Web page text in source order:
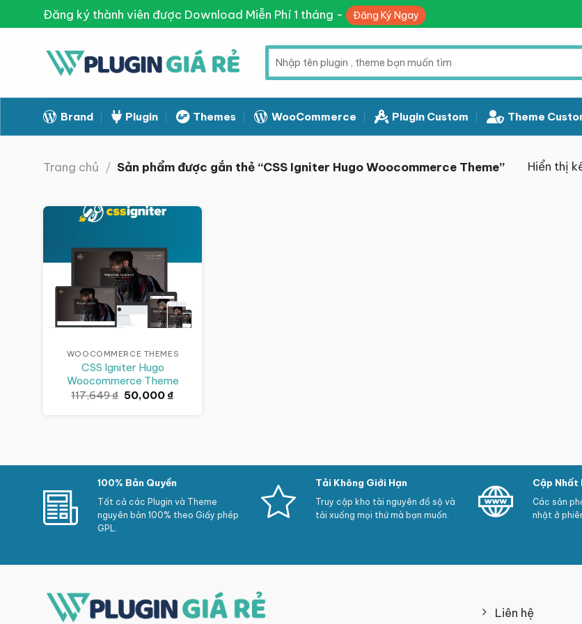
to
Đăng ký thành viên được Download Miễn Phí 1 tháng - Đăng Ký Ngay
Tìm
kiếm:
Brand Plugin Themes WooCommerce Plugin Custom Theme
Trang chủ / Sản phẩm được gắn thẻ “CSS Igniter Hugo Woocommerce Theme” Hiển thị
Giảm giá!
WOOCOMMERCE THEMES
CSS Igniter Hugo
Woocommerce Theme
117,649₫ Giá
50,000 ₫Giá
100% Bản Quyền
Tất cả các Plugin và Theme
nguyên bản 100% theo Giấy phép
GPL.
Tải Không Giới Hạn
Truy cập kho tài nguyên đồ sộ và
tải xuống mọi thứ mà bạn muốn.
Cập Nhất
Các sản
nhật ở
Liên hệ